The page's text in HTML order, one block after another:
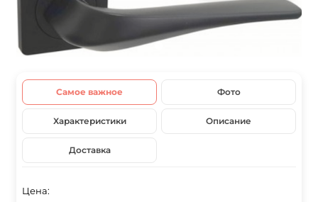
Самое важное Фото
Характеристики Описание
Доставка
Цена: